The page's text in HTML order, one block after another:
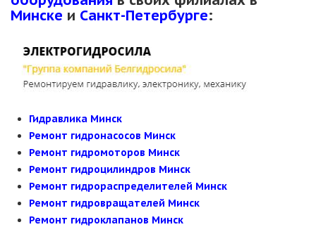
Минске и Санкт-Петербурге:
Гидравлика Минск
Ремонт гидронасосов Минск
Ремонт гидромоторов Минск
Ремонт гидроцилиндров Минск
Ремонт гидрораспределителей Минск
Ремонт гидровращателей Минск
Ремонт гидроклапанов Минск